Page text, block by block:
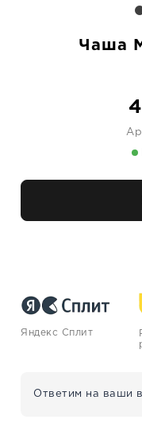
Чаша
Яндекс Сплит
Ответим на ваши